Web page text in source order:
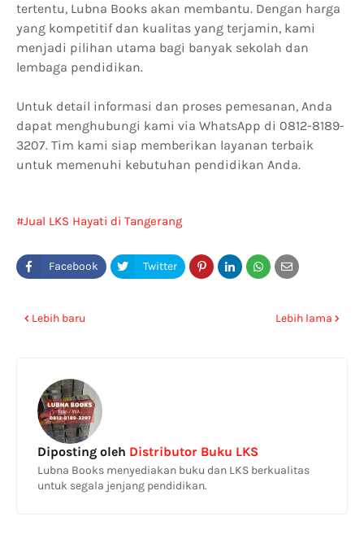
tertentu, Lubna Books akan membantu. Dengan harga
yang kompetitif dan kualitas yang terjamin, kami
menjadi pilihan utama bagi banyak sekolah dan
lembaga pendidikan.
Untuk detail informasi dan proses pemesanan, Anda
dapat menghubungi kami via WhatsApp di 0812-8189-
3207. Tim kami siap memberikan layanan terbaik
untuk memenuhi kebutuhan pendidikan Anda.
Jual LKS Hayati di Tangerang
Lebih baru Lebih lama
Diposting oleh Distributor Buku LKS
Lubna Books menyediakan buku dan LKS berkualitas
untuk segala jenjang pendidikan.